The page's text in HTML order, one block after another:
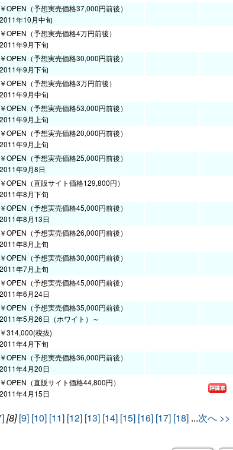
￥OPEN（予想実売価格37,000円前後）
2011年10月中旬
￥OPEN（予想実売価格4万円前後）
2011年9月下旬
￥OPEN（予想実売価格30,000円前後）
2011年9月下旬
￥OPEN（予想実売価格3万円前後）
2011年9月中旬
￥OPEN（予想実売価格53,000円前後）
2011年9月上旬
￥OPEN（予想実売価格20,000円前後）
2011年9月上旬
￥OPEN（予想実売価格25,000円前後）
2011年9月8日
￥OPEN（直販サイト価格129,800円）
2011年8月下旬
￥OPEN（予想実売価格45,000円前後）
2011年8月13日
￥OPEN（予想実売価格26,000円前後）
2011年8月上旬
￥OPEN（予想実売価格30,000円前後）
2011年7月上旬
￥OPEN（予想実売価格45,000円前後）
2011年6月24日
￥OPEN（予想実売価格35,000円前後）
2011年5月26日（ホワイト）～
￥314,000(税抜)
2011年4月下旬
￥OPEN（予想実売価格36,000円前後）
2011年4月20日
￥OPEN（直販サイト価格44,800円）
2011年4月15日
[8] [9] [10] [11] [12] [13] [14] [15] [16] [17] [18]...次へ >>